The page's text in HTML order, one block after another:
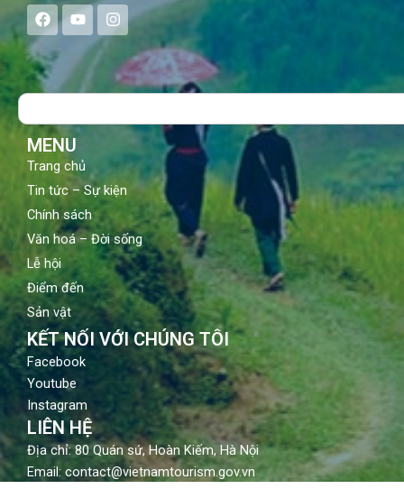
F
a
c
e
b
o
Y
o
u
t
u
b
I
n
s
a
g
Search
MENU
Trang chủ
Tin tức – Sự kiện
Chính sách
Văn hoá – Đời sống
Lễ hội
Điểm đến
Sản vật
KẾT NỐI VỚI CHÚNG TÔI
Facebook
Youtube
Instagram
LIÊN HỆ
Địa chỉ: 80 Quán sứ, Hoàn Kiếm, Hà Nội
Email: contact@vietnamtourism.gov.vn